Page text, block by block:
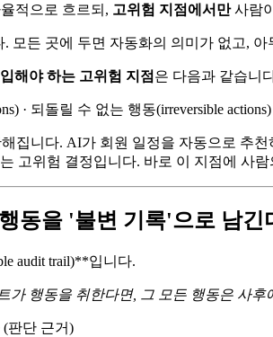
적으로 흐르되, 고위험 지점에서만사람
모든 곳에 두면 자동화의 의미가 없고,
해야 하는 고위험 지점 은 다음과 같습니
· 되돌릴 수 없는 행동(irreversible
집니다. AI가 회원 일정을 자동으로 추
고위험 결정입니다. 바로 이 지점에 사
동을 '불변 기록'으로 남긴
audit trail)**입니다.
가 행동을 취한다면, 그 모든 행동은 사
판단 근거)